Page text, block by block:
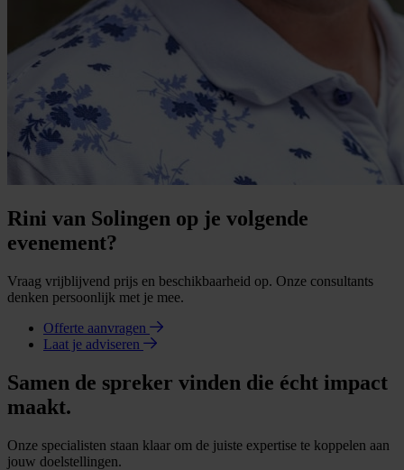
Rini van Solingen op je volgende
evenement?
Vraag vrijblijvend prijs en beschikbaarheid op. Onze consultants
denken persoonlijk met je mee.
Offerte aanvragen
Laat je adviseren
Samen de spreker vinden die écht impact
maakt.
Onze specialisten staan klaar om de juiste expertise te koppelen aan
jouw doelstellingen.